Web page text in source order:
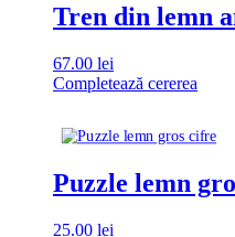
Tren din lemn
67.00 lei
Completează cererea
Puzzle lemn
25.00 lei